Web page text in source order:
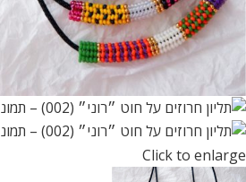
Click to enlarge